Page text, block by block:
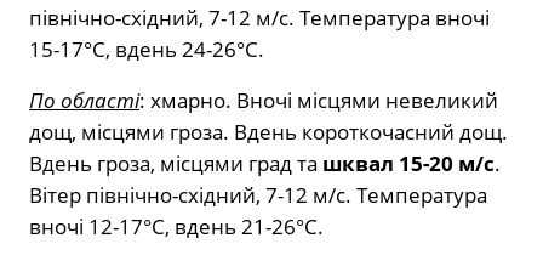
північно-східний, 7-12 м/с. Температура вночі
15-17°C, вдень 24-26°C.
По області: хмарно. Вночі місцями невеликий
дощ, місцями гроза. Вдень короткочасний дощ.
Вдень гроза, місцями град та шквал 15-20 м/с.
Вітер північно-східний, 7-12 м/с. Температура
вночі 12-17°C, вдень 21-26°C.